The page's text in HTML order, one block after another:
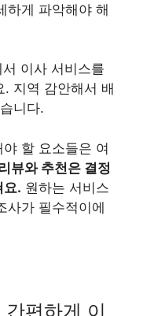
하게 파악해야 해
이사 서비스를
지역 감안해서 배
니다.
할 요소들은 여
뷰와 추천은 결정
요. 원하는 서비스
사가 필수적이에
편하게 이